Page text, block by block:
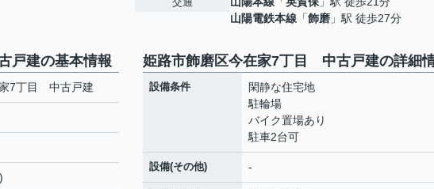
山陽電鉄本線 「飾磨 」駅 徒歩27分
戸建の基本情報
7丁目 中古戸建
姫路市飾磨区今在家7丁目 中古戸建の詳細
設備条件
閑静な住宅地
駐輪場
バイク置場あり
駐車2台可
設備(その他) -